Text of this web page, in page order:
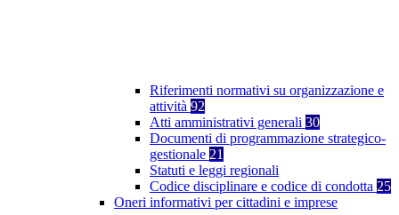
Riferimenti normativi su organizzazione e
attività 92
Atti amministrativi generali 30
Documenti di programmazione strategico-
gestionale 21
Statuti e leggi regionali
Codice disciplinare e codice di condotta 25
Oneri informativi per cittadini e imprese